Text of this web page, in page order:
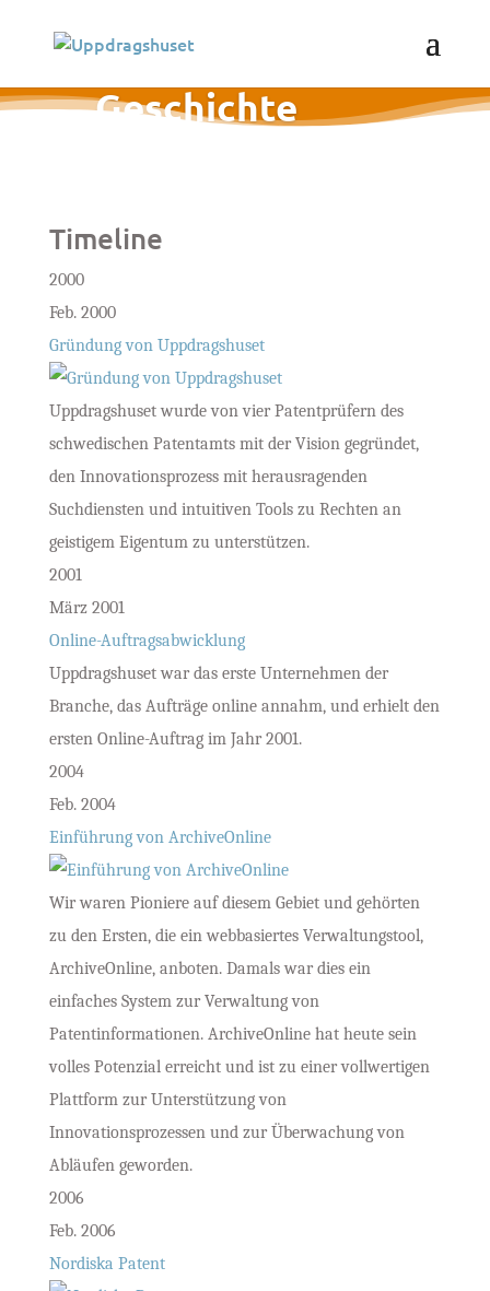
Geschichte
Timeline
2000
Feb. 2000
Gründung von Uppdragshuset
Uppdragshuset wurde von vier Patentprüfern des
schwedischen Patentamts mit der Vision gegründet,
den Innovationsprozess mit herausragenden
Suchdiensten und intuitiven Tools zu Rechten an
geistigem Eigentum zu unterstützen.
2001
März 2001
Online-Auftragsabwicklung
Uppdragshuset war das erste Unternehmen der
Branche, das Aufträge online annahm, und erhielt den
ersten Online-Auftrag im Jahr 2001.
2004
Feb. 2004
Einführung von ArchiveOnline
Wir waren Pioniere auf diesem Gebiet und gehörten
zu den Ersten, die ein webbasiertes Verwaltungstool,
ArchiveOnline, anboten. Damals war dies ein
einfaches System zur Verwaltung von
Patentinformationen. ArchiveOnline hat heute sein
volles Potenzial erreicht und ist zu einer vollwertigen
Plattform zur Unterstützung von
Innovationsprozessen und zur Überwachung von
Abläufen geworden.
2006
Feb. 2006
Nordiska Patent